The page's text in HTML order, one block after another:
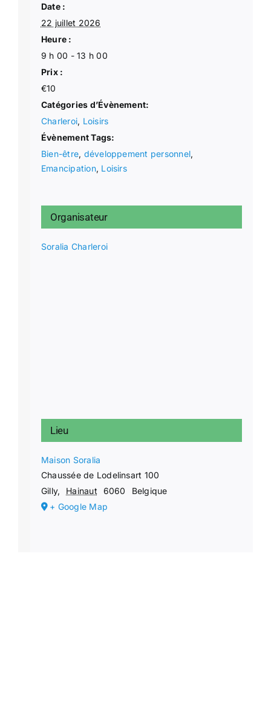
Date :
22 juillet 2026
Heure :
9 h 00 - 13 h 00
Prix :
€10
Catégories d’Évènement:
Charleroi, Loisirs
Évènement Tags:
Bien-être, développement personnel,
Emancipation, Loisirs
Organisateur
Soralia Charleroi
Lieu
Maison Soralia
Chaussée de Lodelinsart 100
Gilly, Hainaut 6060
Belgique
+ Google Map